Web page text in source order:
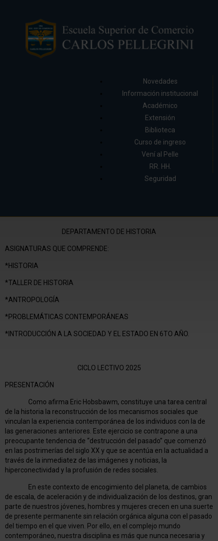
Novedades
Información institucional
Académico
Extensión
Biblioteca
Curso de ingreso
Vení al Pelle
RR. HH.
Seguridad
DEPARTAMENTO DE HISTORIA
ASIGNATURAS QUE COMPRENDE:
*HISTORIA
*TALLER DE HISTORIA
*ANTROPOLOGÍA
*PROBLEMÁTICAS CONTEMPORÁNEAS
*INTRODUCCIÓN A LA SOCIEDAD Y EL ESTADO EN 6TO AÑO.
CICLO LECTIVO 2025
PRESENTACIÓN
Como afirma Eric Hobsbawm, constituye una tarea central
de la historia la reconstrucción de los mecanismos sociales que
vinculan la experiencia contemporánea de los individuos con la de
las generaciones anteriores. Este ejercicio se contrapone a una
preocupante tendencia de “destrucción del pasado” que comenzó
en las postrimerías del siglo XX y que se acentúa en la actualidad a
través de la inmediatez de las imágenes y noticias, la
hiperconectividad y la profusión de redes sociales.
En este contexto de encogimiento del planeta, de cambios
de escala, de aceleración y de individualización de los destinos, gran
parte de nuestros jóvenes, hombres y mujeres crecen en una suerte
de presente permanente sin relación orgánica alguna con el pasado
del tiempo en el que viven. Por ello, en el complejo mundo
contemporáneo, nuestra disciplina es más que nunca necesaria y